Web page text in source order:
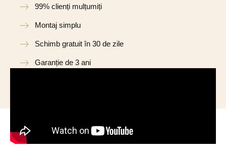
99% clienți mulțumiți
Montaj simplu
Schimb gratuit în 30 de zile
Garanție de 3 ani